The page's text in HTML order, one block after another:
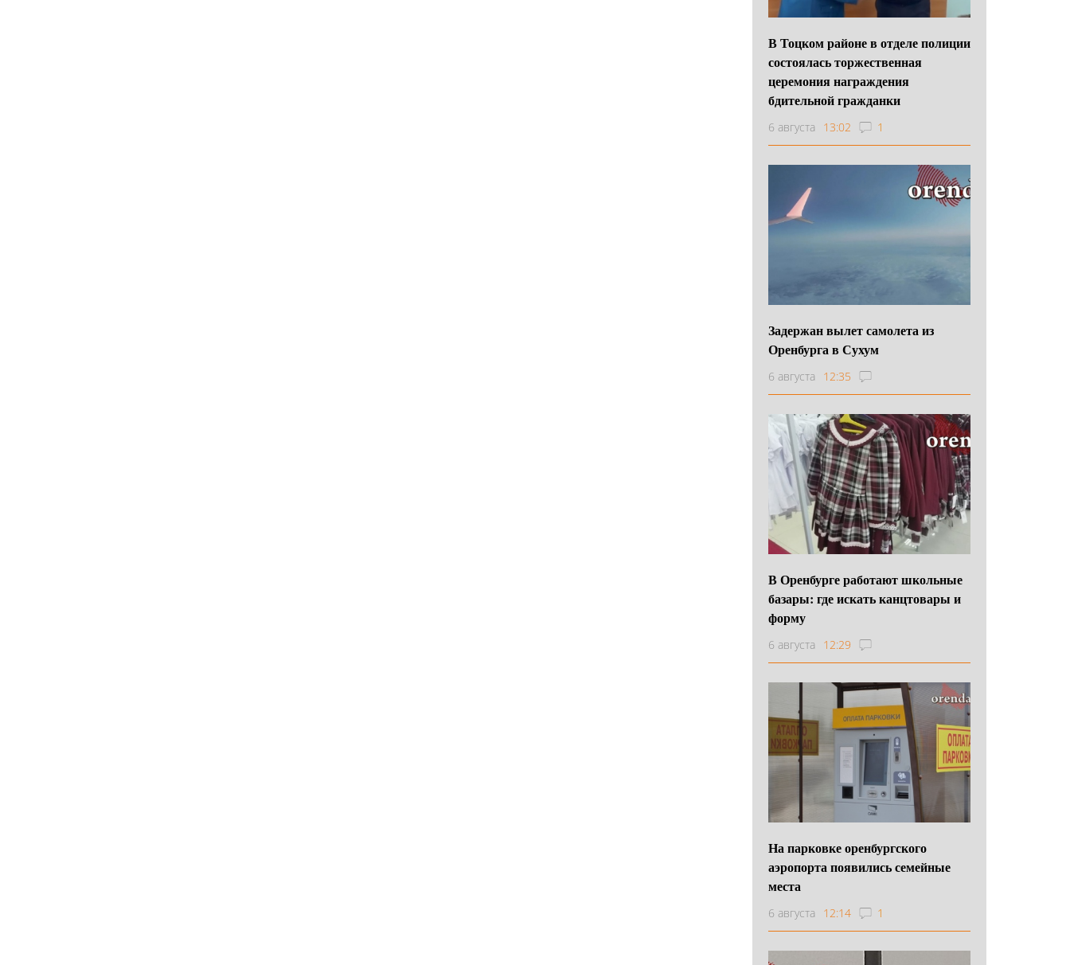
В Тоцком районе в отделе полиции
состоялась торжественная
церемония награждения
бдительной гражданки
6 августа 13:02 1
Задержан вылет самолета из
Оренбурга в Сухум
6 августа 12:35
В Оренбурге работают школьные
базары: где искать канцтовары и
форму
6 августа 12:29
На парковке оренбургского
аэропорта появились семейные
места
6 августа 12:14 1